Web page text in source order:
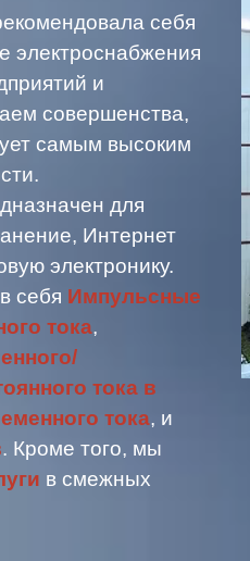
себя
электроснабжения
и
совершенства,
самым высоким
для
Интернет
электронику.
себя Импульсные
тока,
тока в
тока, и
. Кроме того, мы
в смежных